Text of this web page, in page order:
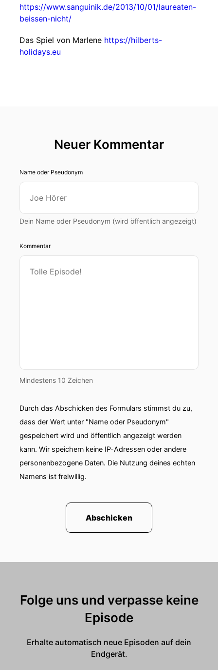
https://www.sanguinik.de/2013/10/01/laureaten-
beissen-nicht/
Das Spiel von Marlene https://hilberts-
holidays.eu
Neuer Kommentar
Name oder Pseudonym
Dein Name oder Pseudonym (wird öffentlich angezeigt)
Kommentar
Mindestens 10 Zeichen
Durch das Abschicken des Formulars stimmst du zu,
dass der Wert unter "Name oder Pseudonym"
gespeichert wird und öffentlich angezeigt werden
kann. Wir speichern keine IP-Adressen oder andere
personenbezogene Daten. Die Nutzung deines echten
Namens ist freiwillig.
Abschicken
Folge uns und verpasse keine
Episode
Erhalte automatisch neue Episoden auf dein
Endgerät.